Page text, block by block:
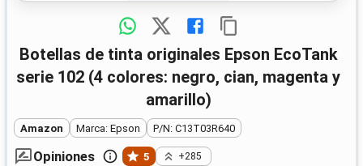
Botellas de tinta originales Epson EcoTank
serie 102 (4 colores: negro, cian, magenta y
amarillo)
Amazon Marca: Epson P/N: C13T03R640
Opiniones 5 +285